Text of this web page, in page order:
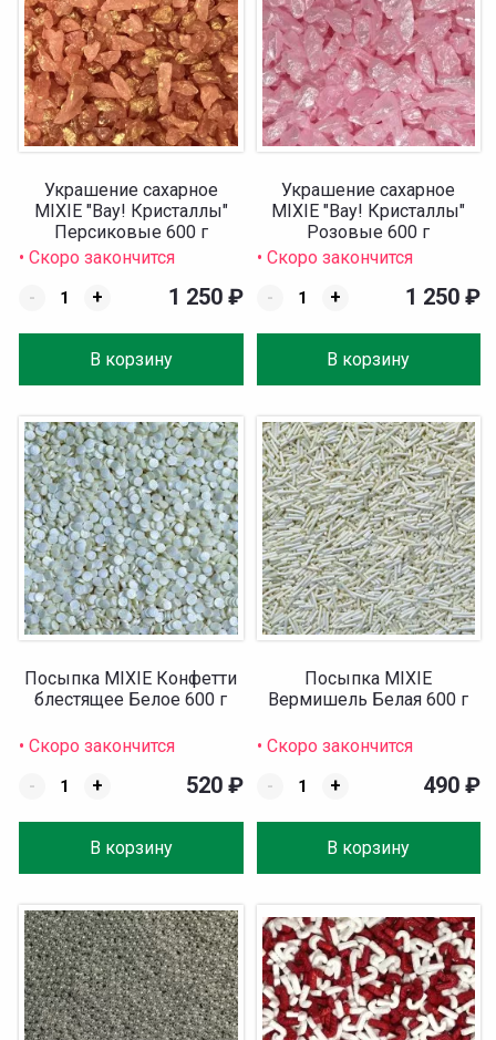
Украшение сахарное
MIXIE "Вау! Кристаллы"
Персиковые 600 г
• Скоро закончится
-
+
В корзину
1 250 ₽
Украшение сахарное
MIXIE "Вау! Кристаллы"
Розовые 600 г
• Скоро закончится
-
+
В корзину
1 250 ₽
Посыпка MIXIE Конфетти
блестящее Белое 600 г
• Скоро закончится
-
+
В корзину
520 ₽
Посыпка MIXIE
Вермишель Белая 600 г
• Скоро закончится
-
+
В корзину
490 ₽